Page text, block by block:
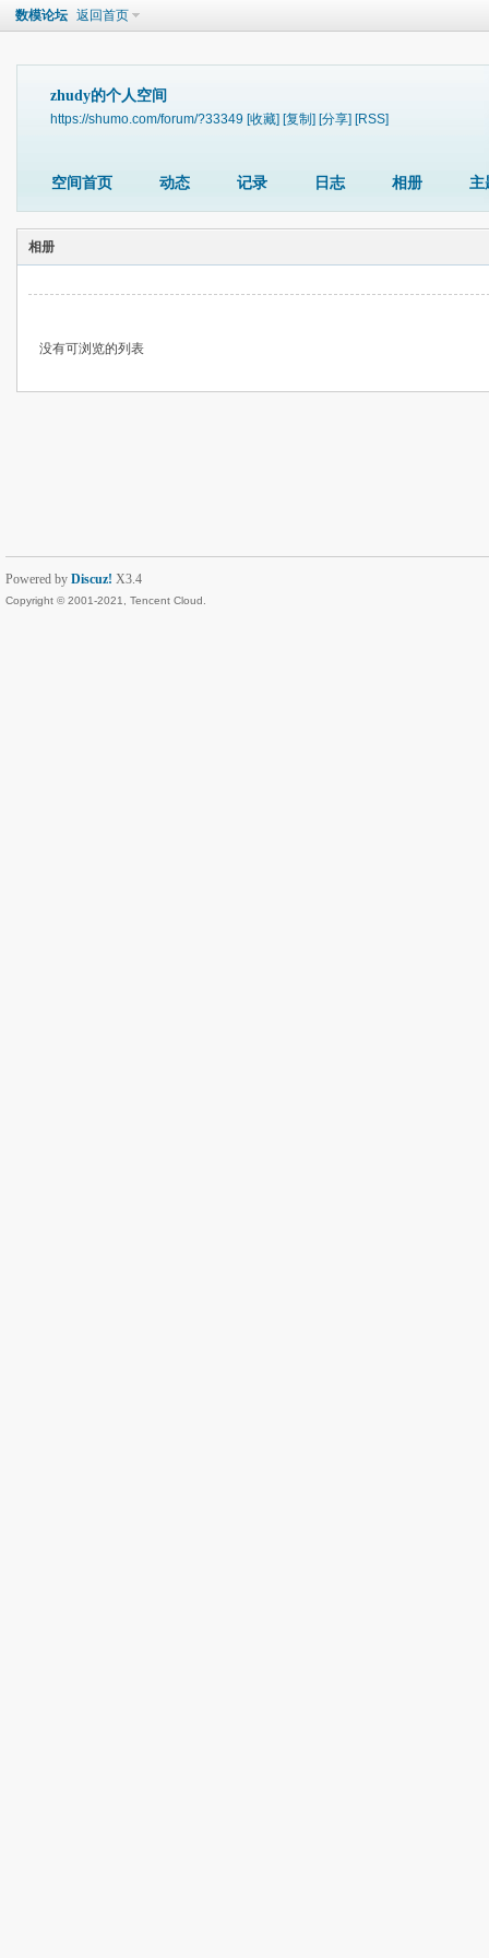
数模论坛 返回首页
zhudy的个人空间
https://shumo.com/forum/?33349 [收藏] [复制] [分享] [RSS]
空间首页 动态 记录 日志 相册 主
相册
没有可浏览的列表
Powered by Discuz! X3.4
Copyright © 2001-2021, Tencent Cloud.